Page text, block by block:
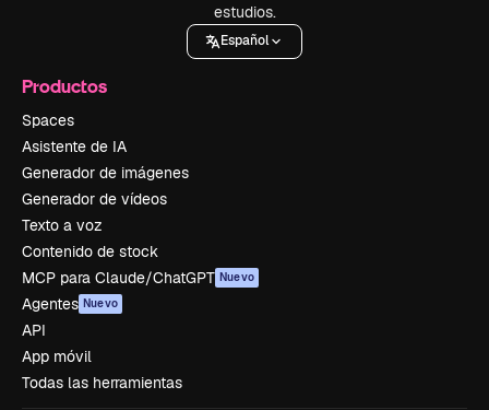
estudios.
Español
Productos
Spaces
Asistente de IA
Generador de imágenes
Generador de vídeos
Texto a voz
Contenido de stock
MCP para Claude/ChatGPT Nuevo
Agentes Nuevo
API
App móvil
Todas las herramientas